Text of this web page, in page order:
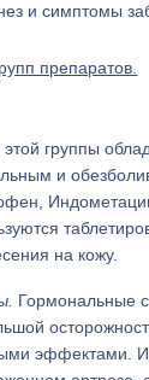
и симптомы
препаратов.
группы
и
на кожу.
Гормональные
эффектами.